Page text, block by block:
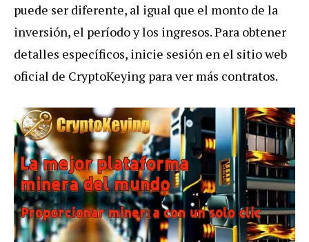
puede ser diferente, al igual que el monto de la
inversión, el período y los ingresos. Para obtener
detalles específicos, inicie sesión en el sitio web
oficial de CryptoKeying para ver más contratos.